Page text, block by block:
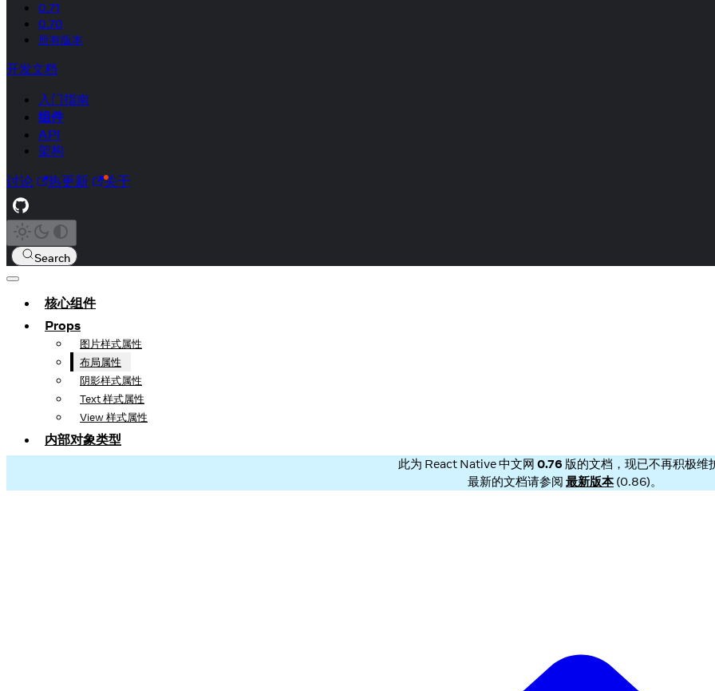
0.71
0.70
所有版本
开发文档
入门指南
组件
API
架构
讨论 热更新 关于
Search
核心组件
Props
图片样式属性
布局属性
阴影样式属性
Text 样式属性
View 样式属性
内部对象类型
此为 React Native 中文网 0.76 版的文档，现已不再积极维
最新的文档请参阅 最新版本(0.86)。